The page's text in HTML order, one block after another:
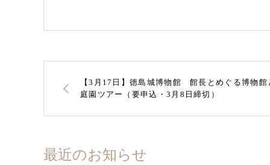
【3月17日】徳島城博物館 館長とめぐる博物館
庭園ツアー（要申込・3月8日締切）
最近のお知らせ